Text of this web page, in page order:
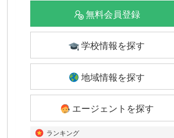
無料会員登録
学校情報を探す
地域情報を探す
エージェントを探す
ランキング